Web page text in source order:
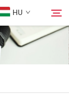
HU